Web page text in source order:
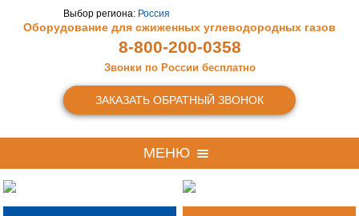
Выбор региона: Россия
Оборудование для сжиженных углеводородных газов
8-800-200-0358
Звонки по России бесплатно
ЗАКАЗАТЬ ОБРАТНЫЙ ЗВОНОК
МЕНЮ